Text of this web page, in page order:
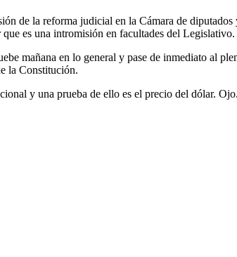
de la reforma judicial en la Cámara de
es una intromisión en facultades del Legislativo.
mañana en lo general y pase de inmediato al
la Constitución.
y una prueba de ello es el precio del dólar.